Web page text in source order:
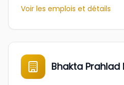
Voir les emplois et détails
Bhakta